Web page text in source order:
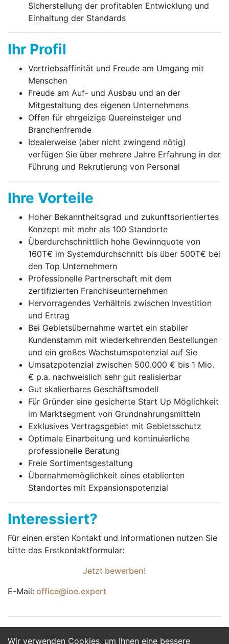
Wir verwenden Cookies, um Ihnen eine bessere
Sicher­stellung der profitablen Entwicklung und
Einhaltung der Standards
Ihr Profil
Vertriebsaffinität und Freude am Umgang mit
Menschen
Freude am Auf- und Ausbau und an der
Mitgestaltung des eigenen Unternehmens
Offen für ehrgeizige Quereinsteiger und
Branchenfremde
Idealerweise (aber nicht zwingend nötig)
verfügen Sie über mehrere Jahre Erfahrung in der
Führung und Rekrutierung von Personal
Ihre Vorteile
Hoher Bekanntheitsgrad und zukunftsorientiertes
Konzept mit mehr als 100 Standorte
Überdurchschnittlich hohe Gewinnquote von
160T€ im Systemdurchschnitt bis über 500T€ bei
den Top Unternehmern
Professionelle Partnerschaft mit dem
zertifizierten Franchise­unter­nehmen
Hervorragendes Verhältnis zwischen Investition
und Ertrag
Bei Gebietsübernahme wartet ein stabiler
Kundenstamm mit wiederkehrenden Bestellungen
und ein großes Wachstumspotenzial auf Sie
Umsatzpotenzial zwischen 500.000 € bis 1 Mio.
€ p.a. nach­weis­lich sehr gut realisierbar
Gut skalierbares Geschäftsmodell
Für Gründer eine gesicherte Start Up Möglichkeit
im Marktsegment von Grundnahrungsmitteln
Exklusives Vertragsgebiet mit Gebietsschutz
Optimale Einarbeitung und kontinuierliche
professionelle Beratung
Freie Sortimentsgestaltung
Übernahmemöglichkeit eines etablierten
Standortes mit Expansionspotenzial
Interessiert?
Für einen ersten Kontakt und Informationen nutzen Sie
bitte das Erst­kontakt­formular:
Jetzt bewerben!
E-Mail: office@ioe.expert